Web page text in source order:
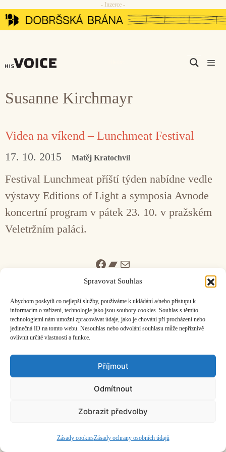
Spravovat Souhlas
Abychom poskytli co nejlepší služby, používáme k ukládání a/nebo přístupu k
informacím o zařízení, technologie jako jsou soubory cookies. Souhlas s těmito
technologiemi nám umožní zpracovávat údaje, jako je chování při procházení nebo
jedinečná ID na tomto webu. Nesouhlas nebo odvolání souhlasu může nepříznivě
ovlivnit určité vlastnosti a funkce.
Příjmout
Odmítnout
Zobrazit předvolby
Zásady cookiesZásady ochrany osobních údajů
Přeskočit
na
- Inzerce -
Susanne Kirchmayr
Videa na víkend – Lunchmeat Festival
17. 10. 2015 Matěj Kratochvíl
Festival Lunchmeat příští týden nabídne vedle
výstavy Editions of Light a symposia Avnode
koncertní program v pátek 23. 10. v pražském
Veletržním paláci.
Facebook
Bandcamp
Mail
ČASOPIS O JINÉ HUDBĚ | vydává Hudební informační středisko
©2026 HISvoice – design a adminAtelier Dokument